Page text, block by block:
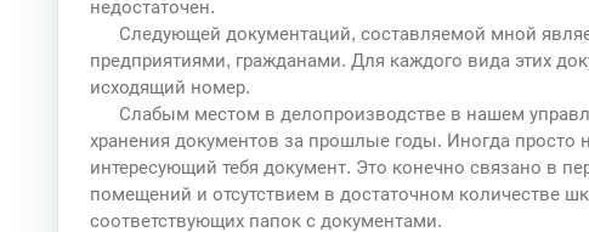
недостаточен.
Следующей документаций, составляемой мной
предприятиями, гражданами. Для каждого вида этих
исходящий номер.
Слабым местом в делопроизводстве в нашем
хранения документов за прошлые годы. Иногда
интересующий тебя документ. Это конечно связано в
помещений и отсутствием в достаточном количестве
соответствующих папок с документами.